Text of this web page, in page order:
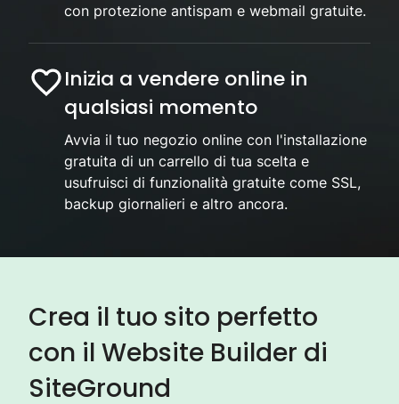
con protezione antispam e webmail gratuite.
Inizia a vendere online in
qualsiasi momento
Avvia il tuo negozio online con l'installazione
gratuita di un carrello di tua scelta e
usufruisci di funzionalità gratuite come SSL,
backup giornalieri e altro ancora.
Crea il tuo sito perfetto
con il Website Builder di
SiteGround